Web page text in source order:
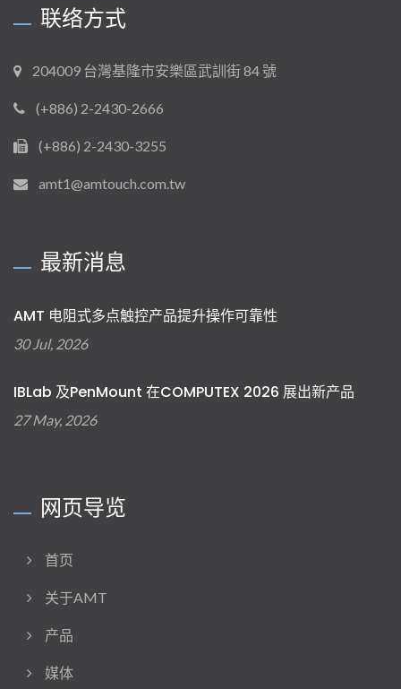
联络方式
204009 台灣基隆市安樂區武訓街 84 號
(+886) 2-2430-2666
(+886) 2-2430-3255
amt1@amtouch.com.tw
最新消息
AMT 电阻式多点触控产品提升操作可靠性
30 Jul, 2026
IBLab 及PenMount 在COMPUTEX 2026 展出新产品
27 May, 2026
网页导览
首页
关于AMT
产品
媒体